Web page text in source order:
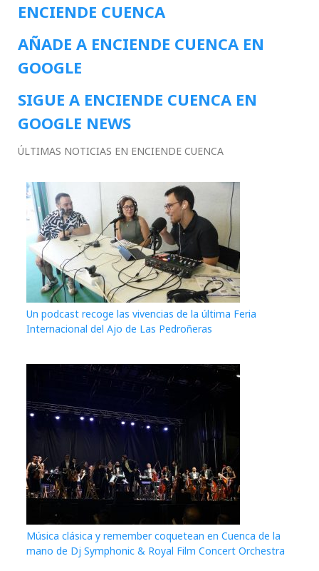
ENCIENDE CUENCA
AÑADE A ENCIENDE CUENCA EN
GOOGLE
SIGUE A ENCIENDE CUENCA EN
GOOGLE NEWS
ÚLTIMAS NOTICIAS EN ENCIENDE CUENCA
Un podcast recoge las vivencias de la última Feria
Internacional del Ajo de Las Pedroñeras
Música clásica y remember coquetean en Cuenca de la
mano de Dj Symphonic & Royal Film Concert Orchestra